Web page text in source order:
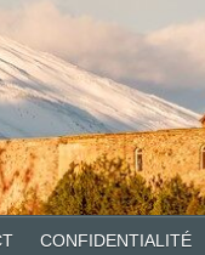
CONFIDENTIALITÉ